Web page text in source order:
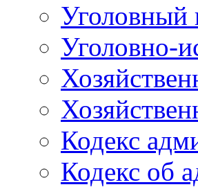
Уголовный
Уголовно-
Кодекс
Кодекс об